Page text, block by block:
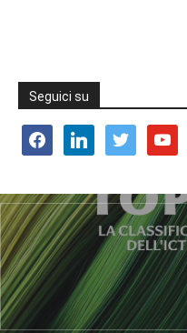
Seguici su
facebooklinkedin twitter youtube